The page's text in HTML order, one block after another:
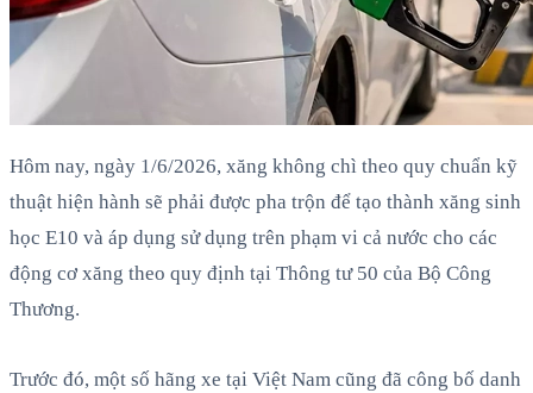
Hôm nay, ngày 1/6/2026, xăng không chì theo quy chuẩn kỹ
thuật hiện hành sẽ phải được pha trộn để tạo thành xăng sinh
học E10 và áp dụng sử dụng trên phạm vi cả nước cho các
động cơ xăng theo quy định tại Thông tư 50 của Bộ Công
Thương.
Trước đó, một số hãng xe tại Việt Nam cũng đã công bố danh